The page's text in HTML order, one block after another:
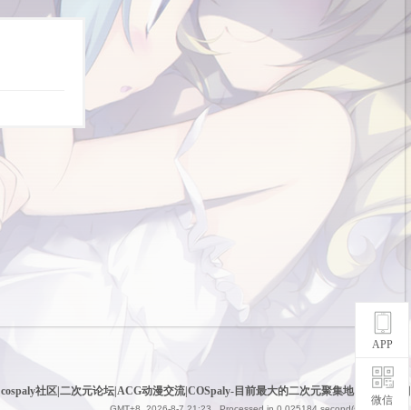
cospaly社区|二次元论坛|ACG动漫交流|COSpaly-目前最大的二次元聚集地 网站地图
APP
微信